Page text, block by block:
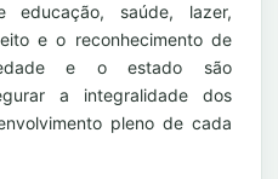
educação, saúde, lazer,
e o reconhecimento de
e o estado são
a integralidade dos
pleno de cada